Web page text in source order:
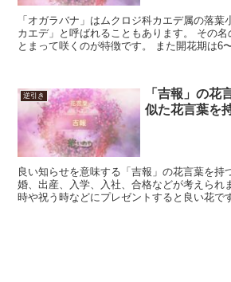
「オガラバナ」はムクロジ科カエデ属の落葉
カエデ」と呼ばれることもあります。 その名
とまって咲くのが特徴です。 また開花期は6
逆引き
「吉報」の花
似た花言葉を
良い知らせを意味する「吉報」の花言葉を持
婚、出産、入学、入社、合格などが考えられ
時や祝う時などにプレゼントすると良い花で